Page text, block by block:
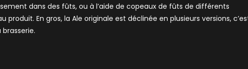
dans des fûts, ou à l’aide de copeaux de fûts de différents
En gros, la Ale originale est déclinée en plusieurs versions,